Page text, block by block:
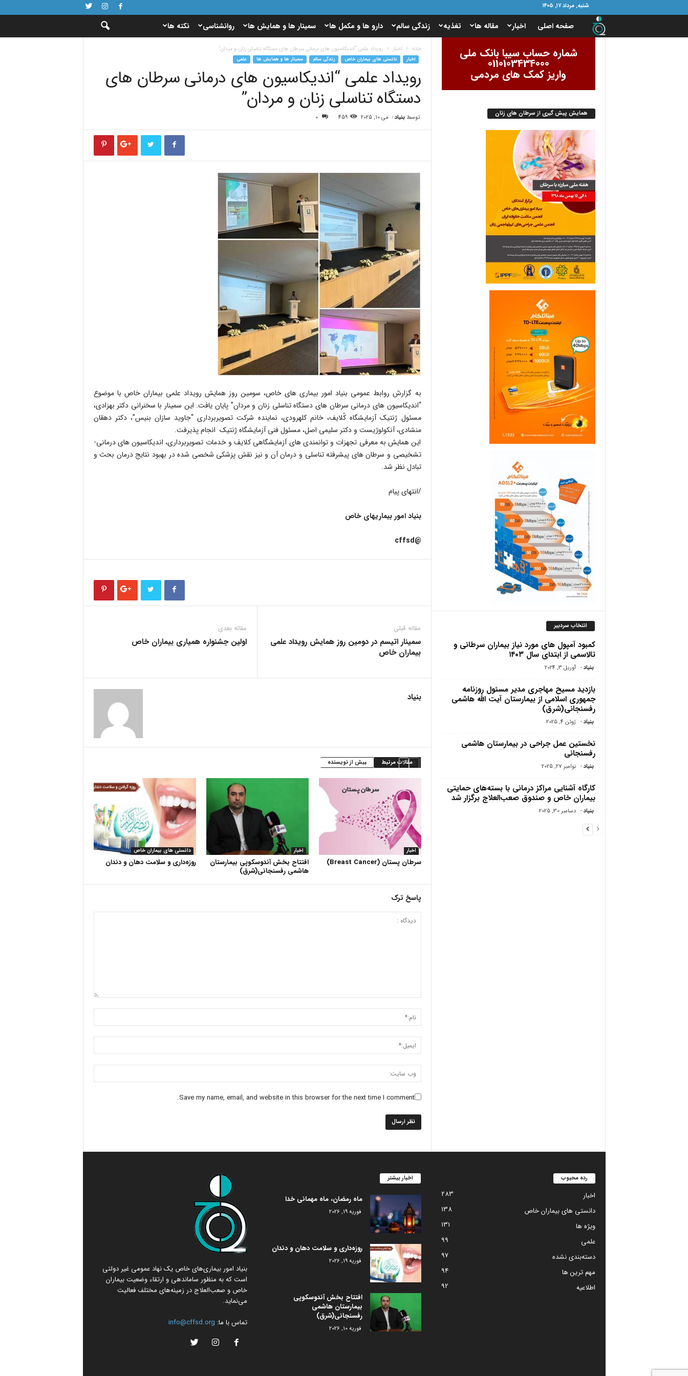
شنبه, مرداد ۱۷, ۱۴۰۵
ا
د
م
و
ر
ی
م
ی
ا
خ
ص
صفحه اصلی اخبار مقاله ها تغذیه زندگی سالم دارو ها و مکمل ها سمینار ها و همایش ها روانشناسی نکته ها
خانه اخبار رویداد علمی “اندیکاسیون هاى درمانى سرطان هاى دستگاه تناسلى زنان و مردان”
اخبار دانستی های بیماران خاص زندگی سالم سمینار ها و همایش ها علمی
رویداد علمی “اندیکاسیون هاى درمانى سرطان هاى
دستگاه تناسلى زنان و مردان”
توسط بنیاد- می 10, 2025 459
0
به گزارش روابط عمومى بنیاد امور بیمارى هاى خاص، سومین روز همایش رویداد علمى بیماران خاص با موضوع
“اندیکاسیون هاى درمانى سرطان هاى دستگاه تناسلى زنان و مردان” پایان یافت. این سمینار با سخنرانى دکتر بهزادى،
مسئول ژنتیک آزمایشگاه کُلایف، خانم کلهرودى، نماینده شرکت تصویربردارى “جاوید سازان بنیس”، دکتر دهقان
منشادى، آنکولوژیست و دکتر سلیمى اصل، مسئول فنى آزمایشگاه ژنتیک انجام پذیرفت.
این همایش به معرفى تجهزات و توانمندى هاى آزمایشگاهى کلایف و خدمات تصویربردارى، اندیکاسیون هاى درمانى-
تشخیصى و سرطان هاى پیشرفته تناسلى و درمان آن و نیز نقش پزشکى شخصى شده در بهبود نتایج درمان بحث و
تبادل نظر شد.
/انتهای پیام
بنیاد امور بیماریهای خاص
@cffsd
مقاله قبلی
سمینار اتیسم در دومین روز همایش رویداد علمى
بیماران خاص
مقاله بعدی
اولین جشنواره همیاری بیماران خاص
بنیاد
مقالات مرتبط بیش از نویسنده
دانستی های بیماران خاص
روزه‌داری و سلامت دهان و دندان
اخبار
افتتاح بخش آندوسکوپی بیمارستان
هاشمی رفسنجانی(شرق)
اخبار
سرطان پستان (Breast Cancer)
پاسخ ترک
Save my name, email, and website in this browser for the next time I comment.
شماره حساب سیبا بانک ملی
0110103434000
واریز کمک های مردمی
همایش پیش گیری از سرطان های زنان
انتخاب سردبیر
کمبود آمپول های مورد نیاز بیماران سرطانی و
تالاسمی از ابتدای سال ۱۴۰۳
بنیاد - آوریل 3, 2024
بازدید مسیح مهاجرى مدیر مسئول روزنامه
جمهورى اسلامى از بیمارستان آیت الله هاشمى
رفسنجانى(شرق)
بنیاد - ژوئن 4, 2025
نخستین عمل جراحی در بیمارستان هاشمی
رفسنجانی
بنیاد - نوامبر 27, 2025
کارگاه آشنایی مراکز درمانی با بسته‌های حمایتی
بیماران خاص و صندوق صعب‌العلاج برگزار شد
بنیاد - دسامبر 30, 2025
بنیاد امور بیماری‌های خاص یک نهاد عمومی غیر دولتی
است که به منظور ساماندهی و ارتقاء وضعیت بیماران
خاص و صعب‌العلاج در زمینه‌های مختلف فعالیت
می‌نماید.
تماس با ما: info@cffsd.org
اخبار بیشتر
ماه رمضان، ماه مهمانی خدا
فوریه 19, 2026
روزه‌داری و سلامت دهان و دندان
فوریه 19, 2026
افتتاح بخش آندوسکوپی
بیمارستان هاشمی
رفسنجانی(شرق)
فوریه 10, 2026
رده محبوب
اخبار
283
دانستی های بیماران خاص
138
ویژه ها
131
علمی
99
دسته‌بندی نشده
97
مهم ترین ها
94
اطلاعیه
92